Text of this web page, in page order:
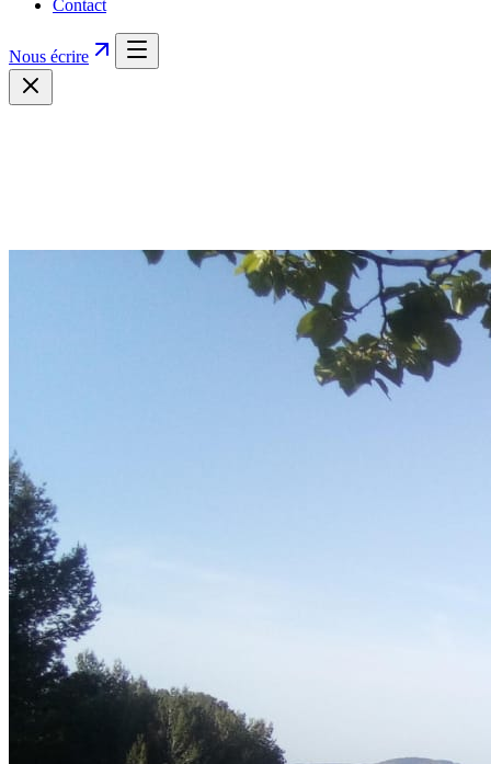
Contact
Nous écrire